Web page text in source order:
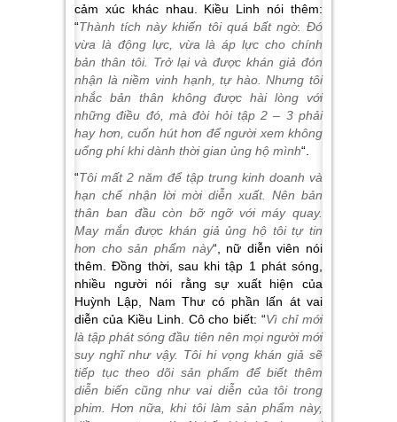
cảm xúc khác nhau. Kiều Linh nói thêm:
“Thành tích này khiến tôi quá bất ngờ. Đó
vừa là động lực, vừa là áp lực cho chính
bản thân tôi. Trở lại và được khán giả đón
nhận là niềm vinh hạnh, tự hào. Nhưng tôi
nhắc bản thân không được hài lòng với
những điều đó, mà đòi hỏi tập 2 – 3 phải
hay hơn, cuốn hút hơn để người xem không
uổng phí khi dành thời gian ủng hộ mình“.
“Tôi mất 2 năm để tập trung kinh doanh và
hạn chế nhận lời mời diễn xuất. Nên bản
thân ban đầu còn bỡ ngỡ với máy quay.
May mắn được khán giả ủng hộ tôi tự tin
hơn cho sản phẩm này“, nữ diễn viên nói
thêm. Đồng thời, sau khi tập 1 phát sóng,
nhiều người nói rằng sự xuất hiện của
Huỳnh Lập, Nam Thư có phần lấn át vai
diễn của Kiều Linh. Cô cho biết: “Vì chỉ mới
là tập phát sóng đầu tiên nên mọi người mới
suy nghĩ như vậy. Tôi hi vọng khán giả sẽ
tiếp tục theo dõi sản phẩm để biết thêm
diễn biến cũng như vai diễn của tôi trong
phim. Hơn nữa, khi tôi làm sản phẩm này,